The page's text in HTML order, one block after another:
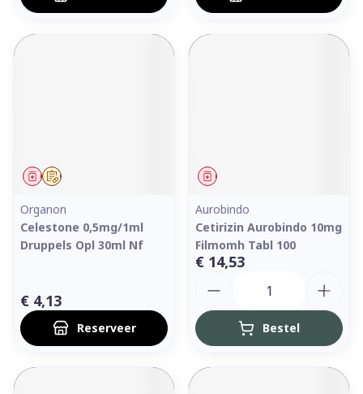
Op voorschrift
Geneesmiddel
Organon
Celestone 0,5mg/1ml
Druppels Opl 30ml Nf
€ 4,13
Reserveer
Geneesmiddel
Aurobindo
Cetirizin Aurobindo 10mg
Filmomh Tabl 100
€ 14,53
Bestel